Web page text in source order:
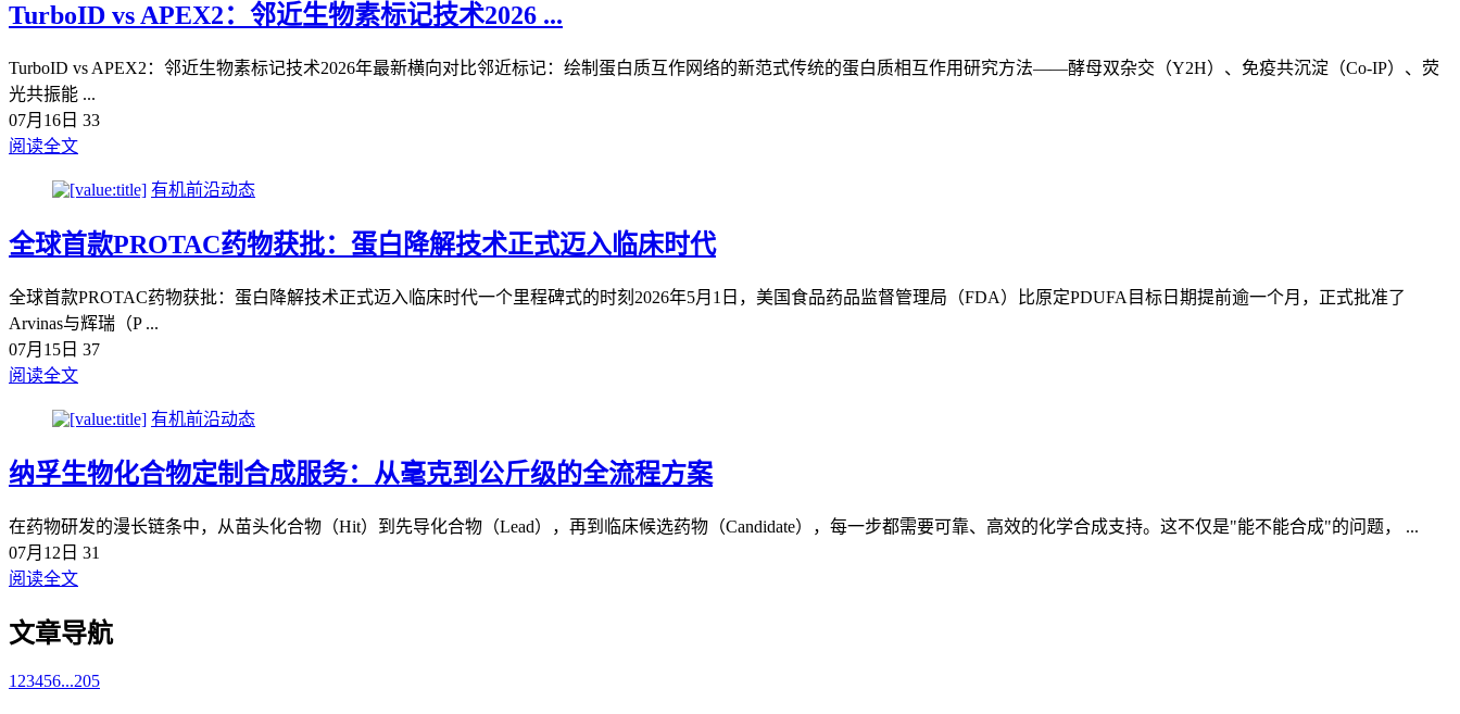
TurboID vs APEX2：邻近生物素标记技术2026 ...
TurboID vs APEX2：邻近生物素标记技术2026年最新横向对比邻近标记：绘制蛋白质互作网络的新范式传统的蛋白质相互作用研究方法——酵母双杂交（Y2H）、免疫共沉淀（Co-IP）、荧
光共振能 ...
07月16日 33
阅读全文
有机前沿动态
全球首款PROTAC药物获批：蛋白降解技术正式迈入临床时代
全球首款PROTAC药物获批：蛋白降解技术正式迈入临床时代一个里程碑式的时刻2026年5月1日，美国食品药品监督管理局（FDA）比原定PDUFA目标日期提前逾一个月，正式批准了
Arvinas与辉瑞（P ...
07月15日 37
阅读全文
有机前沿动态
纳孚生物化合物定制合成服务：从毫克到公斤级的全流程方案
在药物研发的漫长链条中，从苗头化合物（Hit）到先导化合物（Lead），再到临床候选药物（Candidate），每一步都需要可靠、高效的化学合成支持。这不仅是"能不能合成"的问题， ...
07月12日 31
阅读全文
文章导航
1 23456...205